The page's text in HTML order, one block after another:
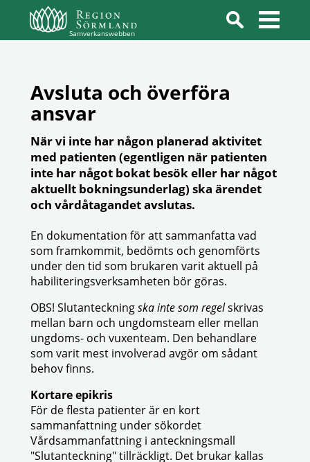
Samverkanswebben
Avsluta och överföra
ansvar
När vi inte har någon planerad aktivitet
med patienten (egentligen när patienten
inte har något bokat besök eller har något
aktuellt bokningsunderlag) ska ärendet
och vårdåtagandet avslutas.
En dokumentation för att sammanfatta vad
som framkommit, bedömts och genomförts
under den tid som brukaren varit aktuell på
habiliteringsverksamheten bör göras.
OBS! Slutanteckningska inte som regelskrivas
mellan barn och ungdomsteam eller mellan
ungdoms- och vuxenteam. Den behandlare
som varit mest involverad avgör om sådant
behov finns.
Kortare epikris
För de flesta patienter är en kort
sammanfattning under sökordet
Vårdsammanfattning i anteckningsmall
"Slutanteckning" tillräckligt. Det brukar kallas